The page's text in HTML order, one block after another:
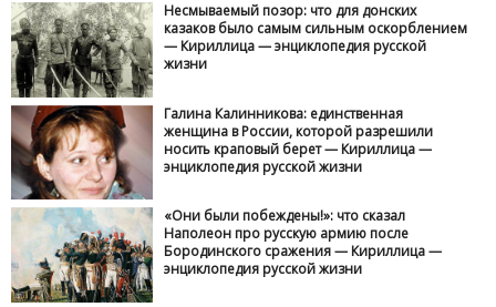
Несмываемый позор: что для донских
казаков было самым сильным оскорблением
— Кириллица — энциклопедия русской
жизни
Галина Калинникова: единственная
женщина в России, которой разрешили
носить краповый берет — Кириллица —
энциклопедия русской жизни
«Они были побеждены!»: что сказал
Наполеон про русскую армию после
Бородинского сражения — Кириллица —
энциклопедия русской жизни